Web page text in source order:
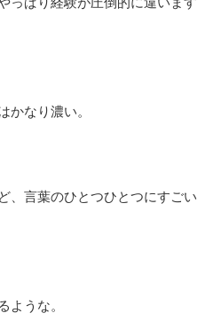
かなり濃い。
、言葉のひとつひとつにすごい
ような。